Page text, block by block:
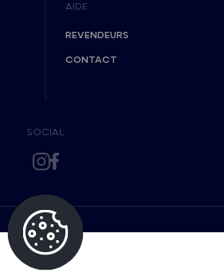
AIDE
REVENDEURS
CONTACT
SOCIAL